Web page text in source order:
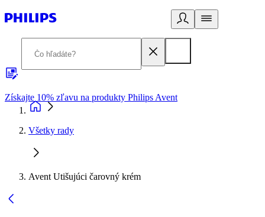
Získajte 10% zľavu na produkty Philips Avent
Všetky rady
Avent Utišujúci čarovný krém